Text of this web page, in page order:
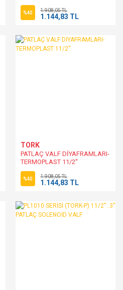
%40 1.908,05 TL
1.144,83 TL
TORK
PATLAÇ VALF DİYAFRAMLARI-
TERMOPLAST 11/2''
%40 1.908,05 TL
1.144,83 TL